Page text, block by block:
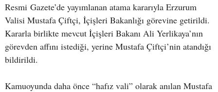
Resmi Gazete’de yayımlanan atama kararıyla Erzurum
Valisi Mustafa Çiftçi, İçişleri Bakanlığı görevine getirildi.
Kararla birlikte mevcut İçişleri Bakanı Ali Yerlikaya’nın
görevden affını istediği, yerine Mustafa Çiftçi’nin atandığı
bildirildi.
Kamuoyunda daha önce “hafız vali” olarak anılan Mustafa